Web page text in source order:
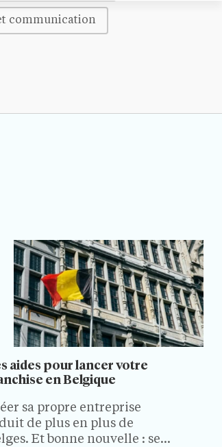
communication
aides pour lancer votre
en Belgique
sa propre entreprise
de plus en plus de
Et bonne nouvelle : se